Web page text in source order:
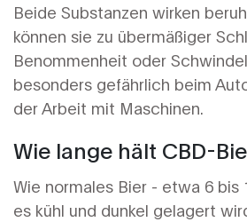
Beide Substanzen wirken
können sie zu übermäßiger
Benommenheit oder
besonders gefährlich beim
der Arbeit mit Maschinen.
Wie lange hält CBD-
Wie normales Bier - etwa 6 bis
es kühl und dunkel gelagert